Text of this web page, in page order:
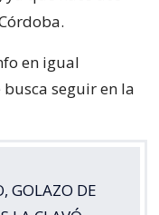
en igual
seguir en la
GOLAZO DE